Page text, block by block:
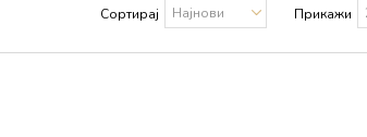
Сортирај Прикажи